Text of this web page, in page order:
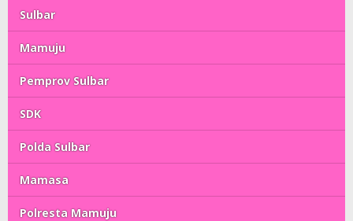
Sulbar
Mamuju
Pemprov Sulbar
SDK
Polda Sulbar
Mamasa
Polresta Mamuju